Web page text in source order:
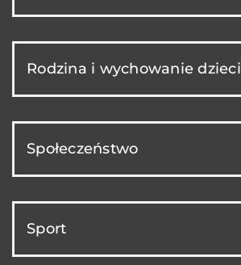
Rodzina i wychowanie dzieci
Społeczeństwo
Sport